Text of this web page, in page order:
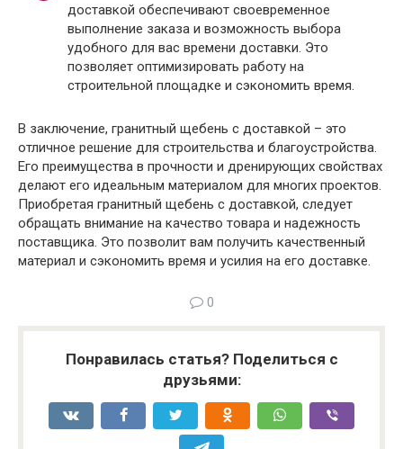
доставкой обеспечивают своевременное
выполнение заказа и возможность выбора
удобного для вас времени доставки. Это
позволяет оптимизировать работу на
строительной площадке и сэкономить время.
В заключение, гранитный щебень с доставкой – это
отличное решение для строительства и благоустройства.
Его преимущества в прочности и дренирующих свойствах
делают его идеальным материалом для многих проектов.
Приобретая гранитный щебень с доставкой, следует
обращать внимание на качество товара и надежность
поставщика. Это позволит вам получить качественный
материал и сэкономить время и усилия на его доставке.
0
Понравилась статья? Поделиться с
друзьями: